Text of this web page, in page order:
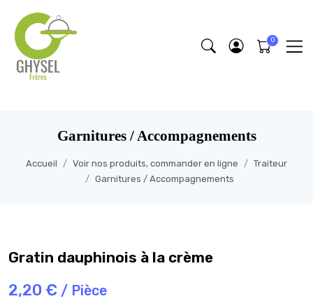
Garnitures / Accompagnements
Accueil Voir nos produits, commander en ligne
Traiteur
Garnitures / Accompagnements
Gratin dauphinois à la crème
2,20 € / Pièce